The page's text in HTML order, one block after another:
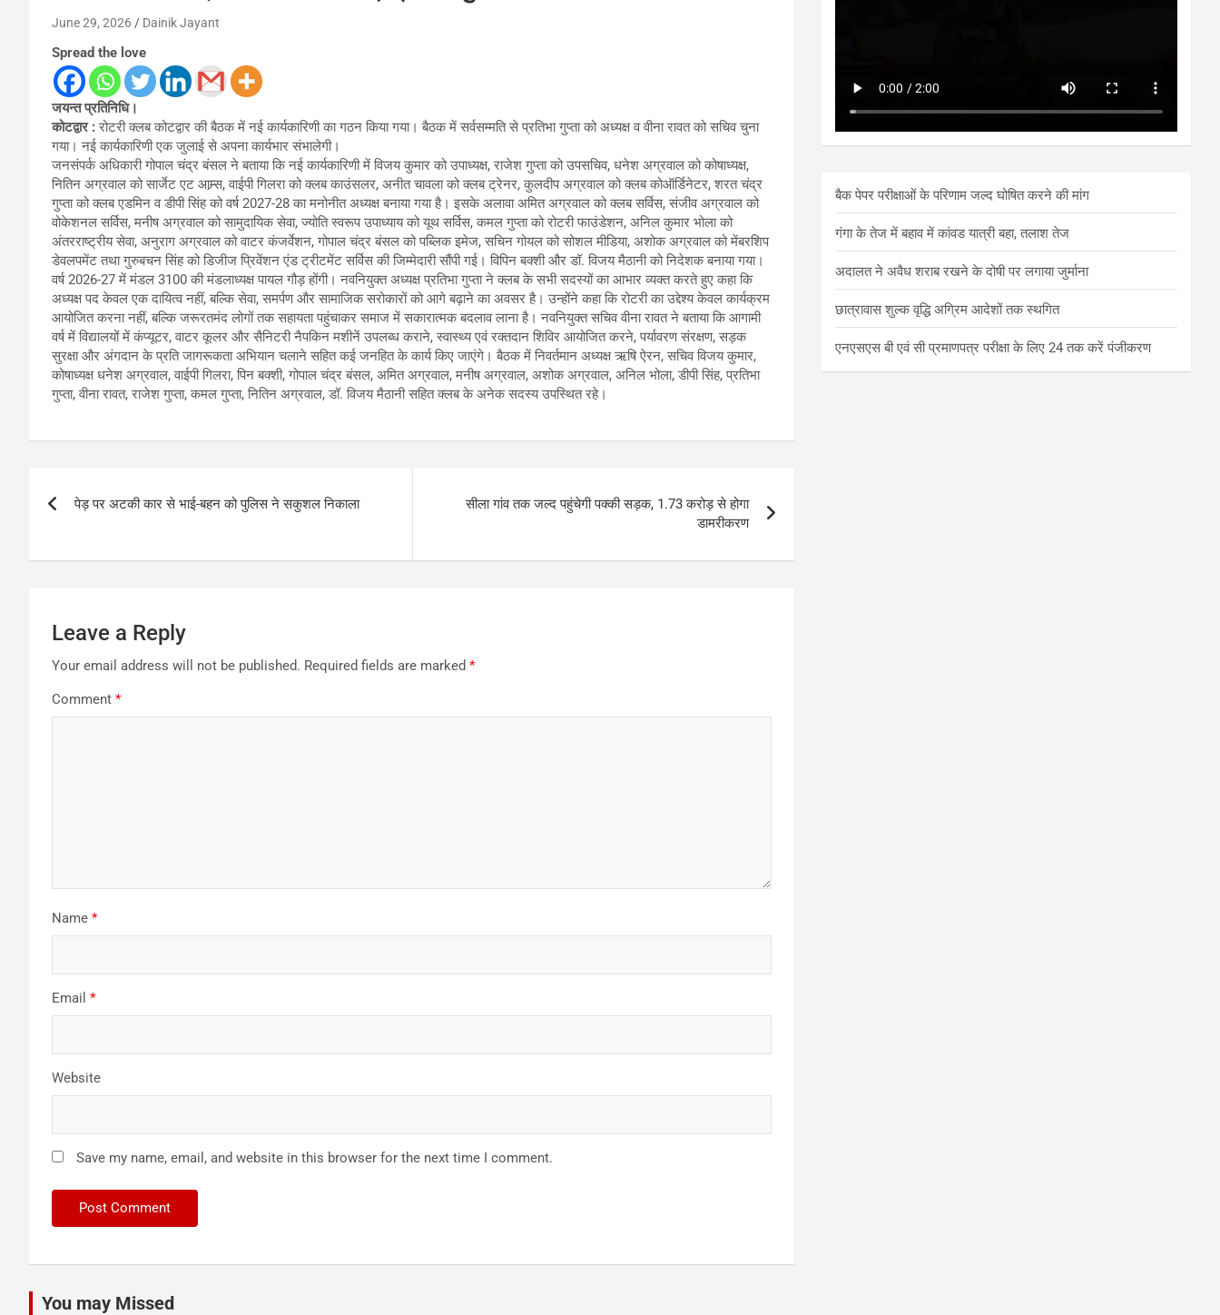
June 29, 2026 Dainik Jayant
Spread the love
जयन्त प्रतिनिधि।
कोटद्वार :रोटरी क्लब कोटद्वार की बैठक में नई कार्यकारिणी का गठन किया गया। बैठक में सर्वसम्मति से प्रतिभा गुप्ता को अध्यक्ष व वीना रावत को सचिव चुना
गया। नई कार्यकारिणी एक जुलाई से अपना कार्यभार संभालेगी।
जनसंपर्क अधिकारी गोपाल चंद्र बंसल ने बताया कि नई कार्यकारिणी में विजय कुमार को उपाध्यक्ष, राजेश गुप्ता को उपसचिव, धनेश अग्रवाल को कोषाध्यक्ष,
नितिन अग्रवाल को सार्जेट एट आम्र्स, वाईपी गिलरा को क्लब काउंसलर, अनीत चावला को क्लब ट्रेनर, कुलदीप अग्रवाल को क्लब कोऑर्डिनेटर, शरत चंद्र
गुप्ता को क्लब एडमिन व डीपी सिंह को वर्ष 2027-28 का मनोनीत अध्यक्ष बनाया गया है। इसके अलावा अमित अग्रवाल को क्लब सर्विस, संजीव अग्रवाल को
वोकेशनल सर्विस, मनीष अग्रवाल को सामुदायिक सेवा, ज्योति स्वरूप उपाध्याय को यूथ सर्विस, कमल गुप्ता को रोटरी फाउंडेशन, अनिल कुमार भोला को
अंतरराष्ट्रीय सेवा, अनुराग अग्रवाल को वाटर कंजर्वेशन, गोपाल चंद्र बंसल को पब्लिक इमेज, सचिन गोयल को सोशल मीडिया, अशोक अग्रवाल को मेंबरशिप
डेवलपमेंट तथा गुरुबचन सिंह को डिजीज प्रिवेंशन एंड ट्रीटमेंट सर्विस की जिम्मेदारी सौंपी गई। विपिन बक्शी और डॉ. विजय मैठानी को निदेशक बनाया गया।
वर्ष 2026-27 में मंडल 3100 की मंडलाध्यक्ष पायल गौड़ होंगी। नवनियुक्त अध्यक्ष प्रतिभा गुप्ता ने क्लब के सभी सदस्यों का आभार व्यक्त करते हुए कहा कि
अध्यक्ष पद केवल एक दायित्व नहीं, बल्कि सेवा, समर्पण और सामाजिक सरोकारों को आगे बढ़ाने का अवसर है। उन्होंने कहा कि रोटरी का उद्देश्य केवल कार्यक्रम
आयोजित करना नहीं, बल्कि जरूरतमंद लोगों तक सहायता पहुंचाकर समाज में सकारात्मक बदलाव लाना है। नवनियुक्त सचिव वीना रावत ने बताया कि आगामी
वर्ष में विद्यालयों में कंप्यूटर, वाटर कूलर और सैनिटरी नैपकिन मशीनें उपलब्ध कराने, स्वास्थ्य एवं रक्तदान शिविर आयोजित करने, पर्यावरण संरक्षण, सड़क
सुरक्षा और अंगदान के प्रति जागरूकता अभियान चलाने सहित कई जनहित के कार्य किए जाएंगे। बैठक में निवर्तमान अध्यक्ष ऋषि ऐरन, सचिव विजय कुमार,
कोषाध्यक्ष धनेश अग्रवाल, वाईपी गिलरा, पिन बक्शी, गोपाल चंद्र बंसल, अमित अग्रवाल, मनीष अग्रवाल, अशोक अग्रवाल, अनिल भोला, डीपी सिंह, प्रतिभा
गुप्ता, वीना रावत, राजेश गुप्ता, कमल गुप्ता, नितिन अग्रवाल, डॉ. विजय मैठानी सहित क्लब के अनेक सदस्य उपस्थित रहे।
navigation
पेड़ पर अटकी कार से भाई-बहन को पुलिस ने सकुशल निकाला
सीला गांव तक जल्द पहुंचेगी पक्की सड़क, 1.73 करोड़ से होगा
डामरीकरण
Leave a Reply
Your email address will not be published. Required fields are marked *
Comment *
Name *
Email *
Website
Save my name, email, and website in this browser for the next time I comment.
बैक पेपर परीक्षाओं के परिणाम जल्द घोषित करने की मांग
गंगा के तेज में बहाव में कांवड यात्री बहा, तलाश तेज
अदालत ने अवैध शराब रखने के दोषी पर लगाया जुर्माना
छात्रावास शुल्क वृद्धि अग्रिम आदेशों तक स्थगित
एनएसएस बी एवं सी प्रमाणपत्र परीक्षा के लिए 24 तक करें पंजीकरण
You may Missed